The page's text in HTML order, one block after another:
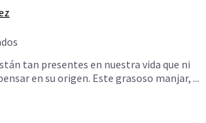
tan presentes en nuestra vida que ni
en su origen. Este grasoso manjar, ...